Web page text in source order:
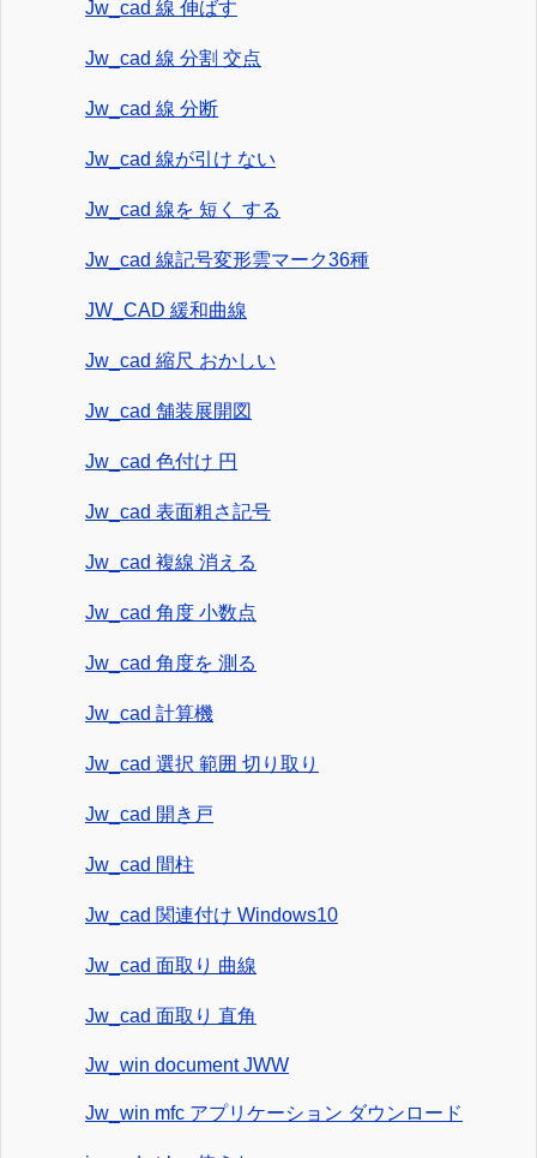
Jw_cad 線 伸ばす
Jw_cad 線 分割 交点
Jw_cad 線 分断
Jw_cad 線が引け ない
Jw_cad 線を 短く する
Jw_cad 線記号変形雲マーク36種
JW_CAD 緩和曲線
Jw_cad 縮尺 おかしい
Jw_cad 舗装展開図
Jw_cad 色付け 円
Jw_cad 表面粗さ記号
Jw_cad 複線 消える
Jw_cad 角度 小数点
Jw_cad 角度を 測る
Jw_cad 計算機
Jw_cad 選択 範囲 切り取り
Jw_cad 開き戸
Jw_cad 間柱
Jw_cad 関連付け Windows10
Jw_cad 面取り 曲線
Jw_cad 面取り 直角
Jw_win document JWW
Jw_win mfc アプリケーション ダウンロード